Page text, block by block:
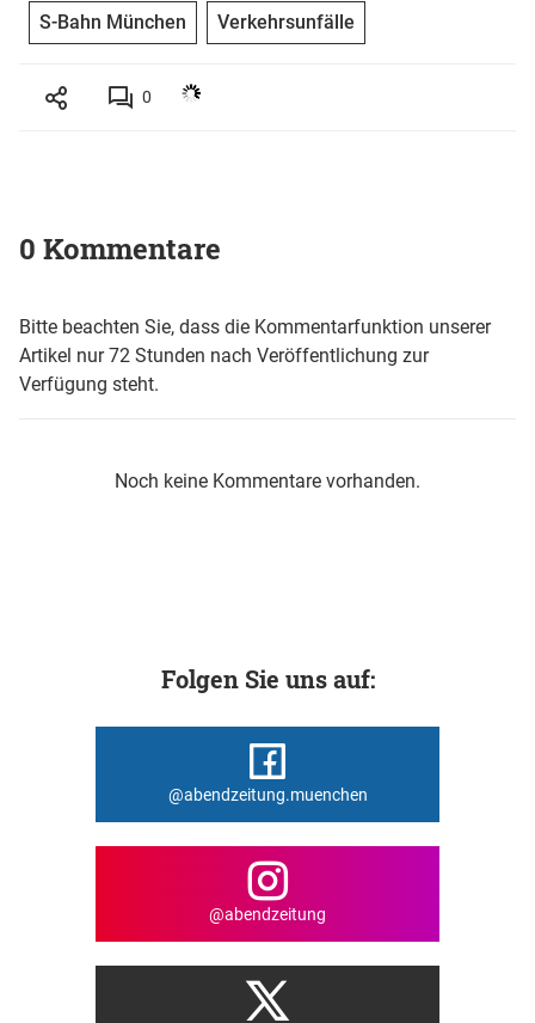
S-Bahn München Verkehrsunfälle
0
0 Kommentare
Bitte beachten Sie, dass die Kommentarfunktion unserer
Artikel nur 72 Stunden nach Veröffentlichung zur
Verfügung steht.
Noch keine Kommentare vorhanden.
Folgen Sie uns auf:
@abendzeitung.muenchen
@abendzeitung